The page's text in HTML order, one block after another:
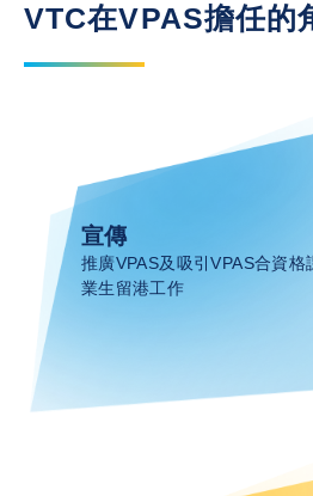
VTC在VPAS擔任的
宣傳​
推廣VPAS及吸引VPAS合資格
業生留港工作